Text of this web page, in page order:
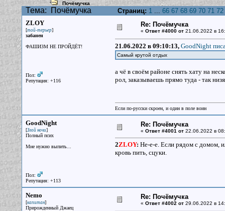
Почёмучка
Тема: Почёмучка Страниц: 1... 66 67 68 69 70 71 72
ZLOY
[той-терьер]
забанен
ФАШИЗМ НЕ ПРОЙДЁТ!
Пол:
Репутация: +116
Re: Почёмучка
« Ответ #4000 от21.06.2022 в
21.06.2022 в 09:10:13, GoodNight
Самый крутой отдых
а чё в своём районе снять хату на
рол, заказываешь прямо туда - так
Если по-русски скроен, и один в поле воин
GoodNight
[Злой ночи]
Полный псих
Мне нужно выпить...
Пол:
Репутация: +113
Re: Почёмучка
« Ответ #4001 от22.06.2022 в
2ZLOY: Не-е-е. Если рядом с домом,
кровь пить, сцуки.
Nemo
[капитан]
Прирожденный Джаец
Re: Почёмучка
« Ответ #4002 от29.06.2022 в